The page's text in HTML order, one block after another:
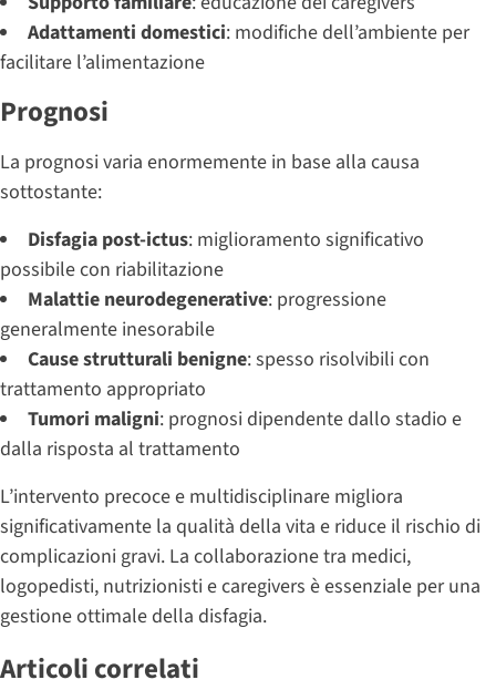
Adattamenti domestici: modifiche dell’ambiente per
facilitare l’alimentazione
Prognosi
La prognosi varia enormemente in base alla causa
sottostante:
Disfagia post-ictus: miglioramento significativo
possibile con riabilitazione
Malattie neurodegenerative: progressione
generalmente inesorabile
Cause strutturali benigne: spesso risolvibili con
trattamento appropriato
Tumori maligni: prognosi dipendente dallo stadio e
dalla risposta al trattamento
L’intervento precoce e multidisciplinare migliora
significativamente la qualità della vita e riduce il rischio di
complicazioni gravi. La collaborazione tra medici,
logopedisti, nutrizionisti e caregivers è essenziale per una
gestione ottimale della disfagia.
Articoli correlati